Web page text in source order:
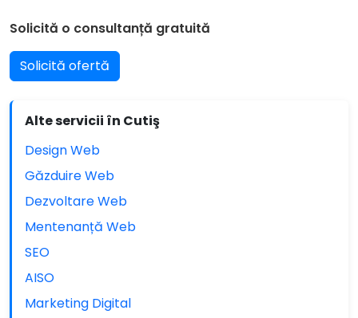
Solicită o consultanță gratuită
Solicită ofertă
Alte servicii în Cutiş
Design Web
Găzduire Web
Dezvoltare Web
Mentenanță Web
SEO
AISO
Marketing Digital